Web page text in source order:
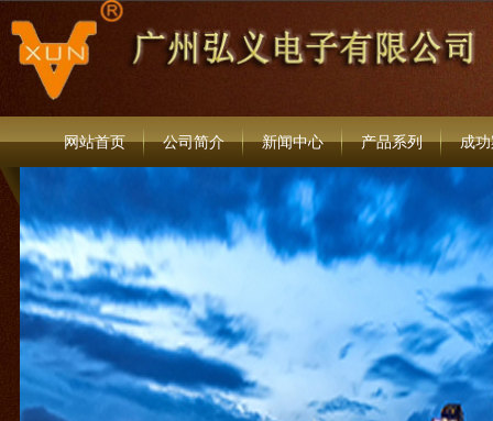
网站首页 公司简介 新闻中心 产品系列 成